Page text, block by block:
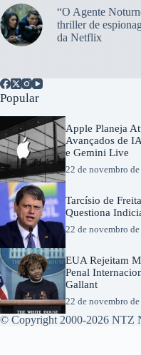
“O Agente
thriller de
da Netflix
Popular
Apple Planeja
Avançados de
e Gemini Live
22 de novembro
Tarcísio de
Questiona
22 de novembro
EUA Rejeitam
Penal
Gallant
22 de novembro
© Copyright 2000-2026 NTZ